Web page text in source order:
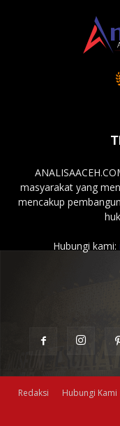
masyarakat yang
mencakup
Hubungi kami:
Redaksi Hubungi Kami